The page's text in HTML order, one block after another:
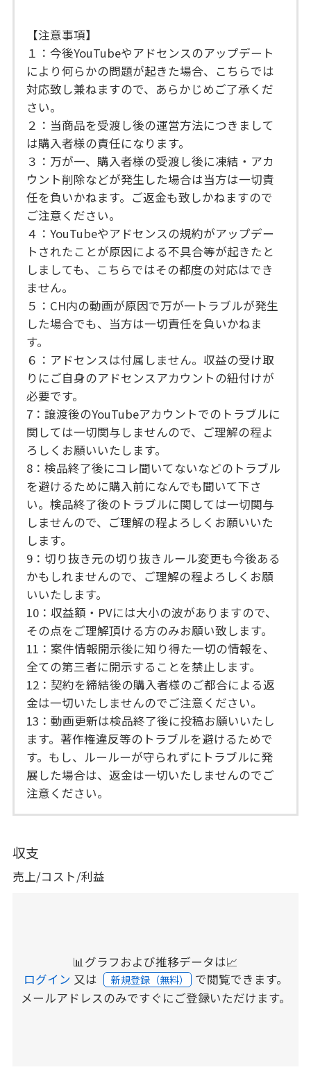
【注意事項】
１：今後YouTubeやアドセンスのアップデート
により何らかの問題が起きた場合、こちらでは
対応致し兼ねますので、あらかじめご了承くだ
さい。
２：当商品を受渡し後の運営方法につきまして
は購入者様の責任になります。
３：万が一、購入者様の受渡し後に凍結・アカ
ウント削除などが発生した場合は当方は一切責
任を負いかねます。ご返金も致しかねますので
ご注意ください。
４：YouTubeやアドセンスの規約がアップデー
トされたことが原因による不具合等が起きたと
しましても、こちらではその都度の対応はでき
ません。
５：CH内の動画が原因で万が一トラブルが発生
した場合でも、当方は一切責任を負いかねま
す。
６：アドセンスは付属しません。収益の受け取
りにご自身のアドセンスアカウントの紐付けが
必要です。
7：譲渡後のYouTubeアカウントでのトラブルに
関しては一切関与しませんので、ご理解の程よ
ろしくお願いいたします。
8：検品終了後にコレ聞いてないなどのトラブル
を避けるために購入前になんでも聞いて下さ
い。検品終了後のトラブルに関しては一切関与
しませんので、ご理解の程よろしくお願いいた
します。
9：切り抜き元の切り抜きルール変更も今後ある
かもしれませんので、ご理解の程よろしくお願
いいたします。
10：収益額・PVには大小の波がありますので、
その点をご理解頂ける方のみお願い致します。
11：案件情報開示後に知り得た一切の情報を、
全ての第三者に開示することを禁止します。
12：契約を締結後の購入者様のご都合による返
金は一切いたしませんのでご注意ください。
13：動画更新は検品終了後に投稿お願いいたし
ます。著作権違反等のトラブルを避けるためで
す。もし、ルールーが守られずにトラブルに発
展した場合は、返金は一切いたしませんのでご
注意ください。
収支
売上/コスト/利益
📊グラフおよび推移データは📈
ログイン 又は 新規登録（無料） で閲覧できます。
メールアドレスのみですぐにご登録いただけます。